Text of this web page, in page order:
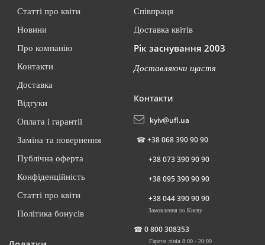
Статті про квіти
Новини
Про компанію
Контакти
Доставка
Відгуки
Оплата і гарантії
Заміна та повернення
Публічна оферта
Конфіденційність
Статті про квіти
Політика бонусів
Співпраця
Доставка квітів
Рік заснування 2003
Доставляючи щастя
Контакти
kyiv@ufl.ua
☎ +38 068 390 90 90
+38 073 390 90 90
+38 095 390 90 90
+38 044 390 90 90
Замовлення по Києву
☎ 0 800 308353
Гаряча лінія 8:00 - 20:00